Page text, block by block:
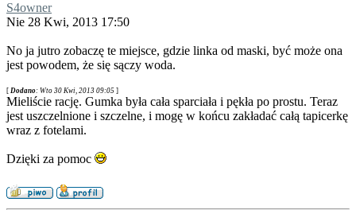
S4owner
Nie 28 Kwi, 2013 17:50
No ja jutro zobaczę te miejsce, gdzie linka od maski, być może ona
jest powodem, że się sączy woda.
[ Dodano: Wto 30 Kwi, 2013 09:05 ]
Mieliście rację. Gumka była cała sparciała i pękła po prostu. Teraz
jest uszczelnione i szczelne, i mogę w końcu zakładać całą tapicerkę
wraz z fotelami.
Dzięki za pomoc